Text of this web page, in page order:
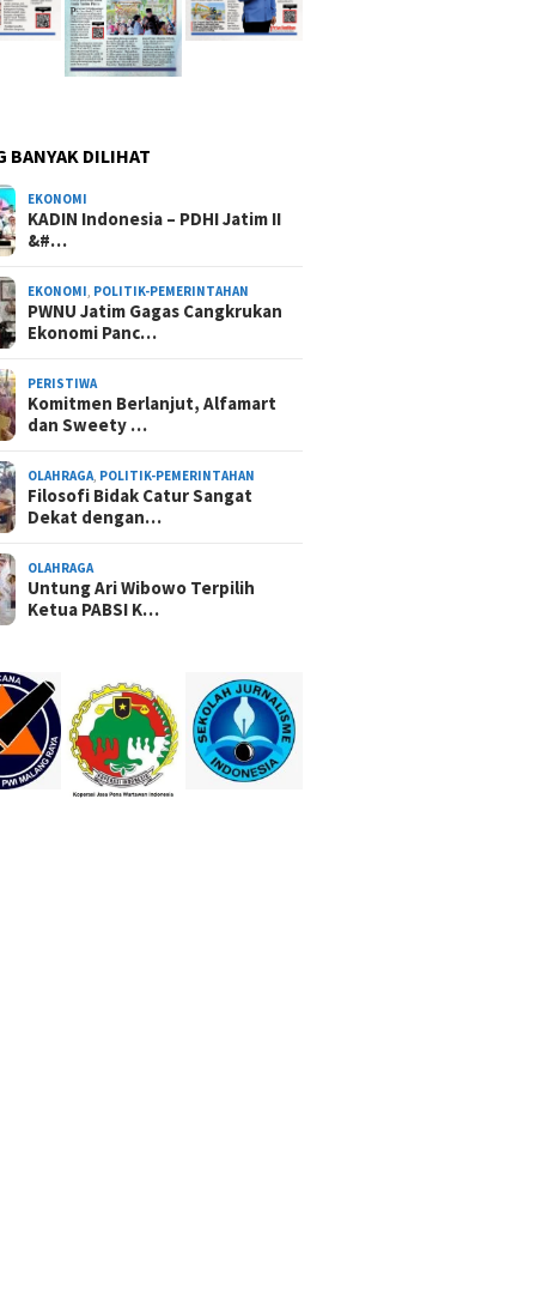
BANYAK DILIHAT
EKONOMI
KADIN Indonesia – PDHI Jatim II
&#…
EKONOMI, POLITIK-PEMERINTAHAN
PWNU Jatim Gagas Cangkrukan
Ekonomi Panc…
PERISTIWA
Komitmen Berlanjut, Alfamart
dan Sweety …
OLAHRAGA, POLITIK-PEMERINTAHAN
Filosofi Bidak Catur Sangat
Dekat dengan…
OLAHRAGA
Untung Ari Wibowo Terpilih
Ketua PABSI K…